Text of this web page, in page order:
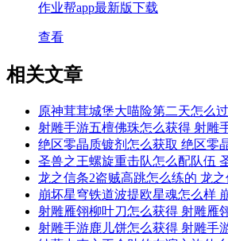
作业帮app最新版下载
查看
相关文章
原神茸茸城堡大喵险第二天怎么
射雕手游五檀佛珠怎么获得 射雕
绝区零晶质镀剂怎么获取 绝区零
圣兽之王螺旋重击队怎么配队伍
龙之信条2盗贼高跳怎么练的 龙
崩坏星穹铁道波提欧星魂怎么样
射雕雁翎柳叶刀怎么获得 射雕雁
射雕手游鹿儿饼怎么获得 射雕手